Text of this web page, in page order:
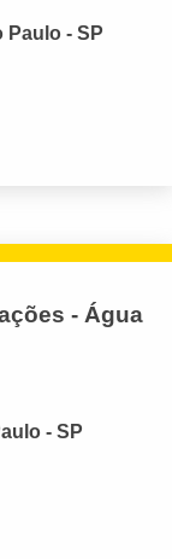
Paulo - SP
- Água
- SP